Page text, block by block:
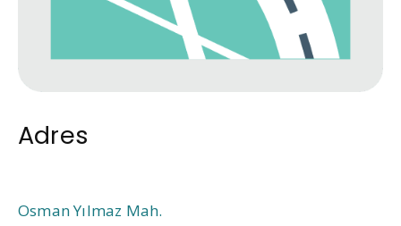
Adres
Osman Yılmaz Mah.